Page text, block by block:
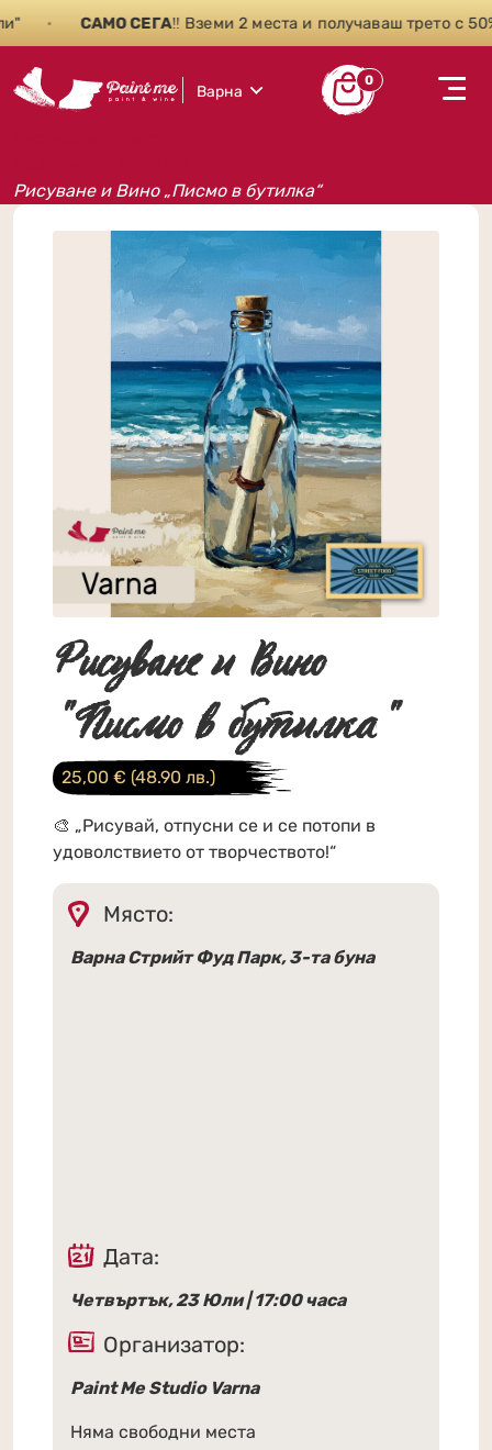
САМО СЕГА‼️ Вземи 2 места и получаваш трето с 50%
Варна
0
Рисуване и Вино „Писмо в бутилка“
Рисуване и Вино
"Писмо в бутилка"
25,00 € (48.90 лв.)
🎨 „Рисувай, отпусни се и се потопи в
удоволствието от творчеството!“
Място:
Варна Стрийт Фуд Парк, 3-та буна
Дата:
Четвъртък, 23 Юли | 17:00 часа
Организатор:
Paint Me Studio Varna
Няма свободни места